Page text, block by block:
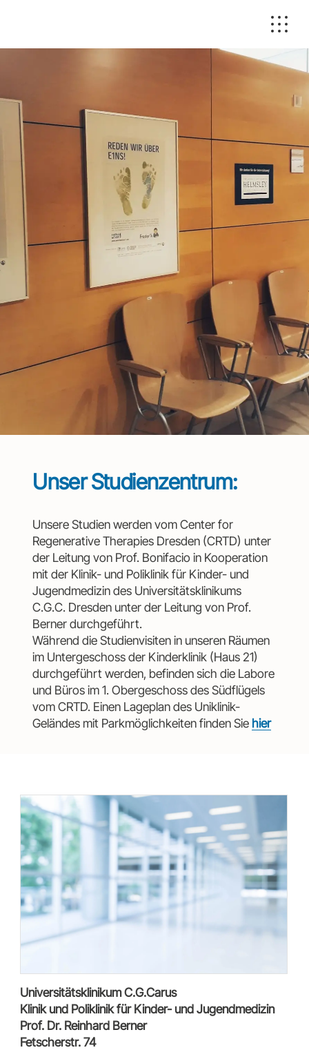
Unser Studienzentrum:
Unsere Studien werden vom Center for
Regenerative Therapies Dresden (CRTD) unter
der Leitung von Prof. Bonifacio in Kooperation
mit der Klinik- und Poliklinik für Kinder- und
Jugendmedizin des Universitätsklinikums
C.G.C. Dresden unter der Leitung von Prof.
Berner durchgeführt.
Während die Studienvisiten in unseren Räumen
im Untergeschoss der Kinderklinik (Haus 21)
durchgeführt werden, befinden sich die Labore
und Büros im 1. Obergeschoss des Südflügels
vom CRTD. Einen Lageplan des Uniklinik-
Geländes mit Parkmöglichkeiten finden Sie hier
Universitätsklinikum C.G.Carus
Klinik und Poliklinik für Kinder- und Jugendmedizin
Prof. Dr. Reinhard Berner
Fetscherstr. 74